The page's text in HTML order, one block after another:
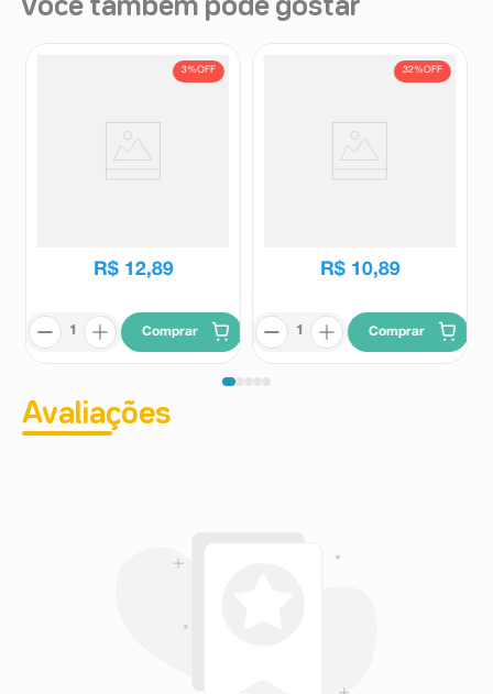
Você também pode gostar
3%OFF
R$ 12,89
Comprar
32%OFF
R$ 10,89
Comprar
Avaliações